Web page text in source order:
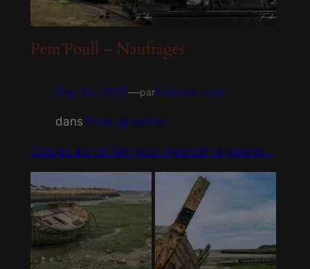
Pem’Poull – Naufragés
Sep 14, 2025—parFabrice Huin
dans Photographies
Cliquez sur ce lien pour agrandir la galerie…